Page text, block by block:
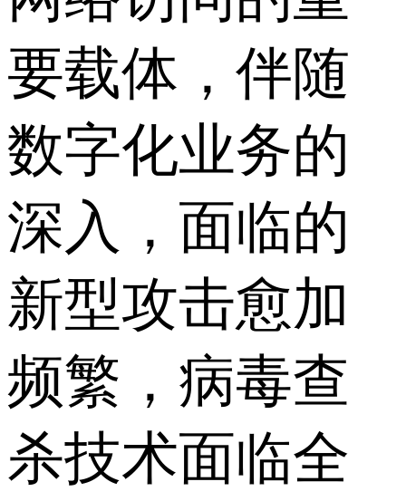
要载体，伴随
数字化业务的
深入，面临的
新型攻击愈加
频繁，病毒查
杀技术面临全